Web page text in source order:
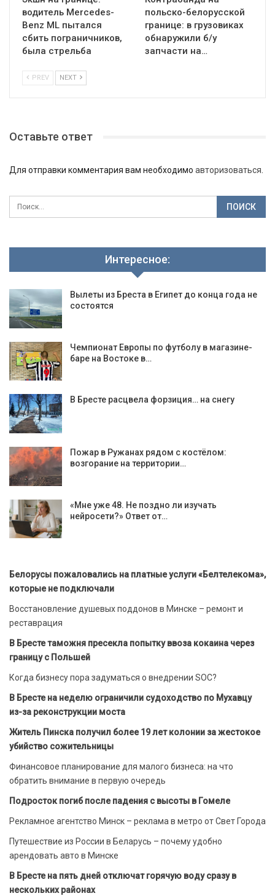
водитель Mercedes-
Benz ML пытался
сбить пограничников,
была стрельба
польско-белорусской
границе: в грузовиках
обнаружили б/у
запчасти на…
PREV NEXT
Оставьте ответ
Для отправки комментария вам необходимо авторизоваться
Интересное:
Вылеты из Бреста в Египет до конца года не
состоятся
Чемпионат Европы по футболу в магазине-
баре на Востоке в…
В Бресте расцвела форзиция… на снегу
Пожар в Ружанах рядом с костёлом:
возгорание на территории…
«Мне уже 48. Не поздно ли изучать
нейросети?» Ответ от…
Белорусы пожаловались на платные услуги «Белтелекома»,
которые не подключали
Восстановление душевых поддонов в Минске – ремонт и
реставрация
В Бресте таможня пресекла попытку ввоза кокаина через
границу с Польшей
Когда бизнесу пора задуматься о внедрении SOC?
В Бресте на неделю ограничили судоходство по Мухавцу
из-за реконструкции моста
Житель Пинска получил более 19 лет колонии за жестокое
убийство сожительницы
Финансовое планирование для малого бизнеса: на что
обратить внимание в первую очередь
Подросток погиб после падения с высоты в Гомеле
Рекламное агентство Минск – реклама в метро от Свет Города
Путешествие из России в Беларусь – почему удобно
арендовать авто в Минске
В Бресте на пять дней отключат горячую воду сразу в
нескольких районах